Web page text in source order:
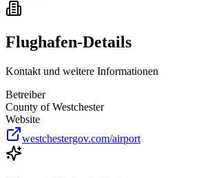
Flughafen-Details
Kontakt und weitere Informationen
Betreiber
County of Westchester
Website
westchestergov.com/airport